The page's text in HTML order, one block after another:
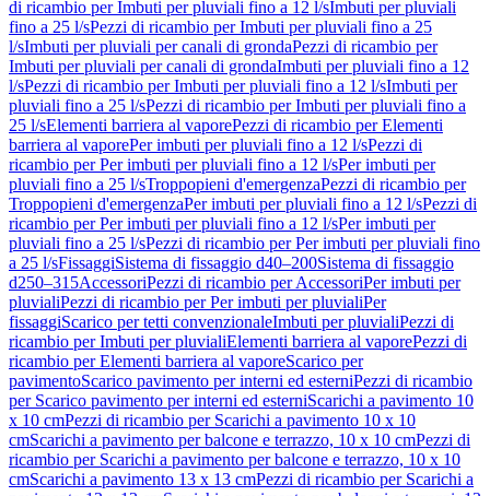
di ricambio per Imbuti per pluviali fino a 12 l/sImbuti per pluviali
fino a 25 l/sPezzi di ricambio per Imbuti per pluviali fino a 25
l/sImbuti per pluviali per canali di grondaPezzi di ricambio per
Imbuti per pluviali per canali di grondaImbuti per pluviali fino a 12
l/sPezzi di ricambio per Imbuti per pluviali fino a 12 l/sImbuti per
pluviali fino a 25 l/sPezzi di ricambio per Imbuti per pluviali fino a
25 l/sElementi barriera al vaporePezzi di ricambio per Elementi
barriera al vaporePer imbuti per pluviali fino a 12 l/sPezzi di
ricambio per Per imbuti per pluviali fino a 12 l/sPer imbuti per
pluviali fino a 25 l/sTroppopieni d'emergenzaPezzi di ricambio per
Troppopieni d'emergenzaPer imbuti per pluviali fino a 12 l/sPezzi di
ricambio per Per imbuti per pluviali fino a 12 l/sPer imbuti per
pluviali fino a 25 l/sPezzi di ricambio per Per imbuti per pluviali fino
a 25 l/sFissaggiSistema di fissaggio d40–200Sistema di fissaggio
d250–315AccessoriPezzi di ricambio per AccessoriPer imbuti per
pluvialiPezzi di ricambio per Per imbuti per pluvialiPer
fissaggiScarico per tetti convenzionaleImbuti per pluvialiPezzi di
ricambio per Imbuti per pluvialiElementi barriera al vaporePezzi di
ricambio per Elementi barriera al vaporeScarico per
pavimentoScarico pavimento per interni ed esterniPezzi di ricambio
per Scarico pavimento per interni ed esterniScarichi a pavimento 10
x 10 cmPezzi di ricambio per Scarichi a pavimento 10 x 10
cmScarichi a pavimento per balcone e terrazzo, 10 x 10 cmPezzi di
ricambio per Scarichi a pavimento per balcone e terrazzo, 10 x 10
cmScarichi a pavimento 13 x 13 cmPezzi di ricambio per Scarichi a